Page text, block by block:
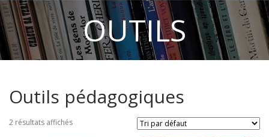
OUTILS
PÉDAGOGIQUES
Outils pédagogiques
2 résultats affichés